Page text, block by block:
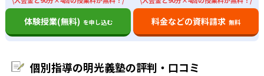
域の学校を熟知している。地域ごとの試験情報に基づいた
対策も可能。
を10段階に分け、授業や家庭学習で問題演習を行っている
ため、効率的に成績アップを狙える。
高校生
将来のために勉強したい人におすすめ
ることもできる。
どんなデメリットがある？
デメリットを挙げるとすれば、講師の変更される可能性が
師はアルバイトが多い。アルバイトは、大学生、フリータ
体験授業(無料) を申し込む 料金などの資料請求 無料
個別指導の明光義塾の評判・口コミ